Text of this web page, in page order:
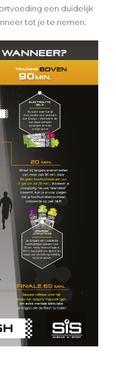
een duidelijk
tot je te nemen.